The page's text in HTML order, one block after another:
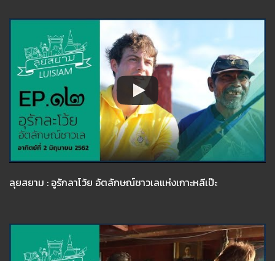
ลุยสยาม : อูรักลาโว้ย อัตลักษณ์ชาวเลแห่งเกาะหลีเป๊ะ